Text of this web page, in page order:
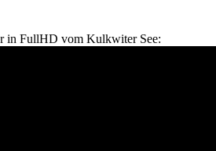
in FullHD vom Kulkwiter See: